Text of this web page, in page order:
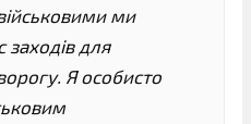
ми
заходів для
Я особисто